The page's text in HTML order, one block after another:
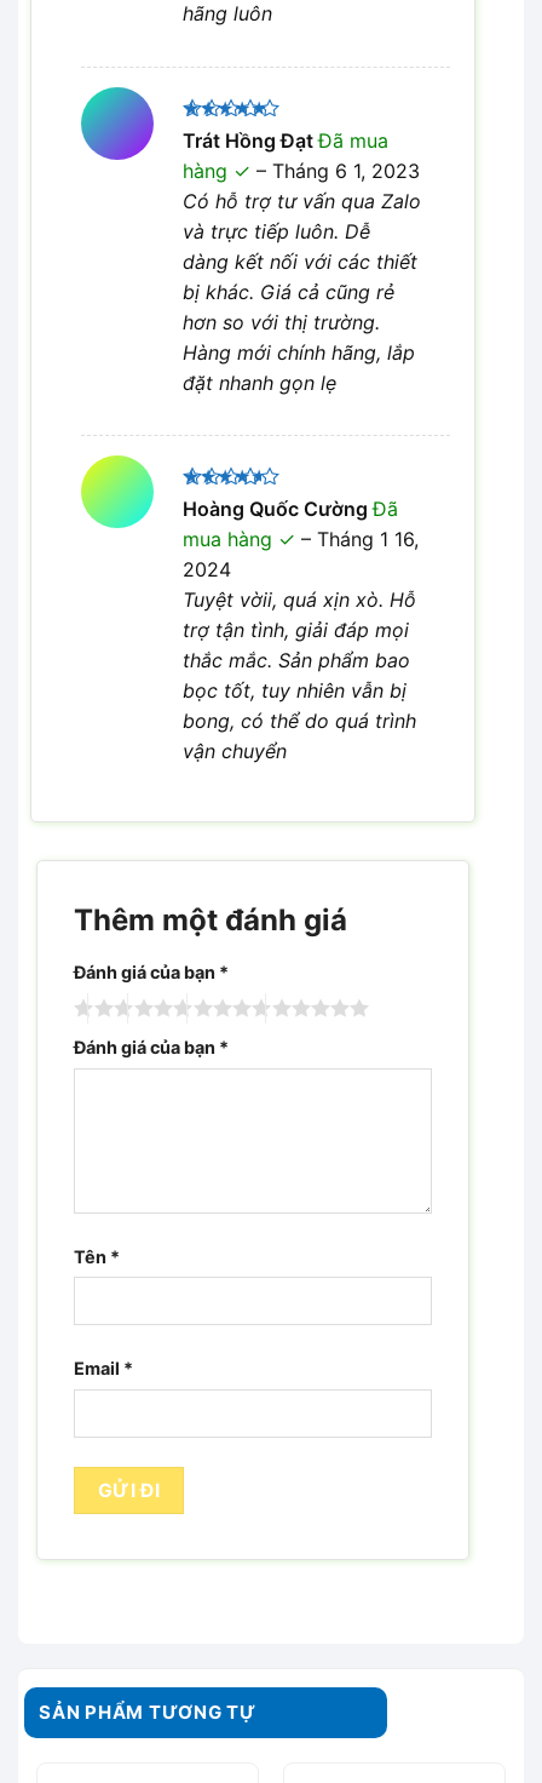
hãng luôn
Được xếp
hạng55
sao
Trát Hồng ĐạtĐã mua
hàng
– Tháng 6 1, 2023
Có hỗ trợ tư vấn qua Zalo
và trực tiếp luôn. Dễ
dàng kết nối với các thiết
bị khác. Giá cả cũng rẻ
hơn so với thị trường.
Hàng mới chính hãng, lắp
đặt nhanh gọn lẹ
Được
xếp hạng
45 sao
Hoàng Quốc CườngĐã
mua hàng
– Tháng 1 16,
2024
Tuyệt vờii, quá xịn xò. Hỗ
trợ tận tình, giải đáp mọi
thắc mắc. Sản phẩm bao
bọc tốt, tuy nhiên vẫn bị
bong, có thể do quá trình
vận chuyển
Thêm một đánh giá
Đánh giá của bạn *
Đánh giá của bạn *
Tên *
Email *
SẢN PHẨM TƯƠNG TỰ